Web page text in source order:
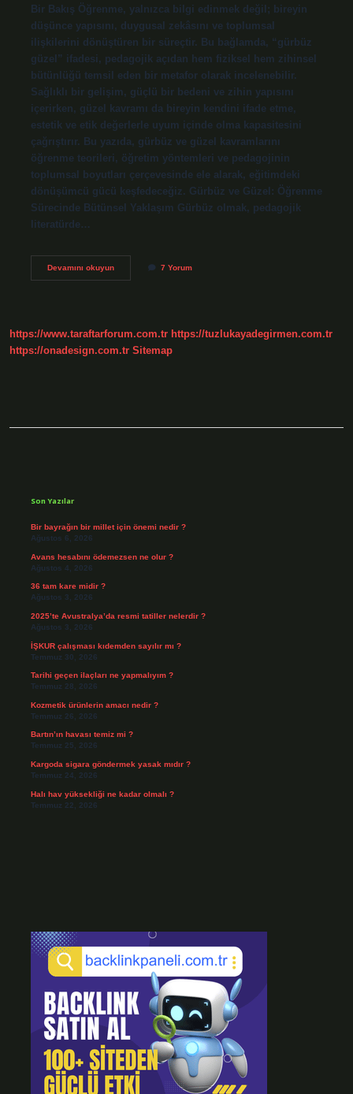
Bir Bakış Öğrenme, yalnızca bilgi edinmek değil; bireyin
düşünce yapısını, duygusal zekâsını ve toplumsal
ilişkilerini dönüştüren bir süreçtir. Bu bağlamda, “gürbüz
güzel” ifadesi, pedagojik açıdan hem fiziksel hem zihinsel
bütünlüğü temsil eden bir metafor olarak incelenebilir.
Sağlıklı bir gelişim, güçlü bir bedeni ve zihin yapısını
içerirken, güzel kavramı da bireyin kendini ifade etme,
estetik ve etik değerlerle uyum içinde olma kapasitesini
çağrıştırır. Bu yazıda, gürbüz ve güzel kavramlarını
öğrenme teorileri, öğretim yöntemleri ve pedagojinin
toplumsal boyutları çerçevesinde ele alarak, eğitimdeki
dönüşümcü gücü keşfedeceğiz. Gürbüz ve Güzel: Öğrenme
Sürecinde Bütünsel Yaklaşım Gürbüz olmak, pedagojik
literatürde…
Devamını okuyunGürbüz
7 Yorum
https://www.taraftarforum.com.tr https://tuzlukayadegirmen.com.tr
https://onadesign.com.tr Sitemap
Son Yazılar
Bir bayrağın bir millet için önemi nedir ?
Ağustos 6, 2026
Avans hesabını ödemezsen ne olur ?
Ağustos 4, 2026
36 tam kare midir ?
Ağustos 3, 2026
2025’te Avustralya’da resmi tatiller nelerdir ?
Ağustos 3, 2026
İŞKUR çalışması kıdemden sayılır mı ?
Temmuz 30, 2026
Tarihi geçen ilaçları ne yapmalıyım ?
Temmuz 28, 2026
Kozmetik ürünlerin amacı nedir ?
Temmuz 26, 2026
Bartın’ın havası temiz mi ?
Temmuz 25, 2026
Kargoda sigara göndermek yasak mıdır ?
Temmuz 24, 2026
Halı hav yüksekliği ne kadar olmalı ?
Temmuz 22, 2026